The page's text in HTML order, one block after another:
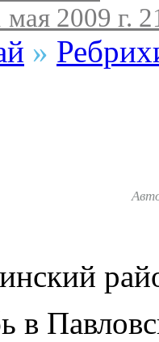
мая 2009 г.
»
в